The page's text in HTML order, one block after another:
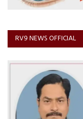
RV9 NEWS OFFICIAL